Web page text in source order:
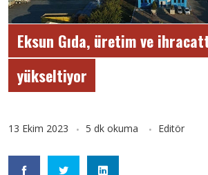
Eksun Gıda, üretim ve
yükseltiyor
13 Ekim 2023 5 dk okuma Editör